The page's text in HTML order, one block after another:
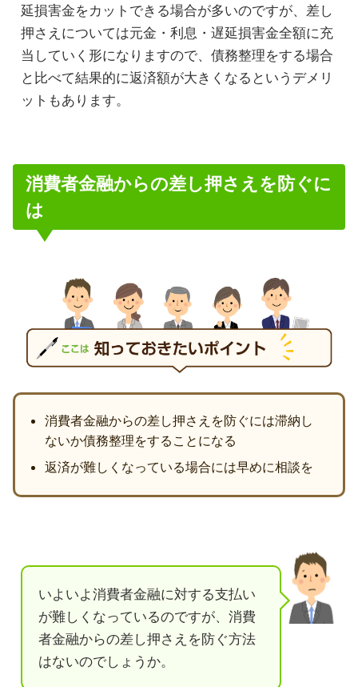
延損害金をカットできる場合が多いのですが、差し
押さえについては元金・利息・遅延損害金全額に充
当していく形になりますので、債務整理をする場合
と比べて結果的に返済額が大きくなるというデメリ
ットもあります。
消費者金融からの差し押さえを防ぐに
は
消費者金融からの差し押さえを防ぐには滞納し
ないか債務整理をすることになる
返済が難しくなっている場合には早めに相談を
いよいよ消費者金融に対する支払い
が難しくなっているのですが、消費
者金融からの差し押さえを防ぐ方法
はないのでしょうか。